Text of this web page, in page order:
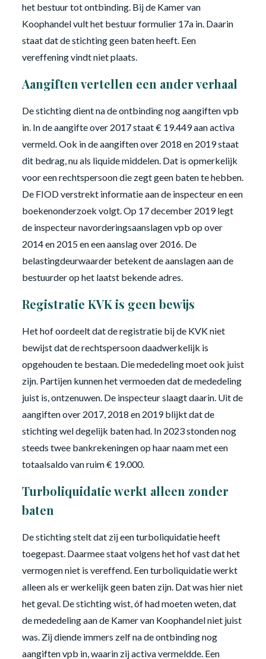
het bestuur tot ontbinding. Bij de Kamer van
Koophandel vult het bestuur formulier 17a in. Daarin
staat dat de stichting geen baten heeft. Een
vereffening vindt niet plaats.
Aangiften vertellen een ander verhaal
De stichting dient na de ontbinding nog aangiften vpb
in. In de aangifte over 2017 staat € 19.449 aan activa
vermeld. Ook in de aangiften over 2018 en 2019 staat
dit bedrag, nu als liquide middelen. Dat is opmerkelijk
voor een rechtspersoon die zegt geen baten te hebben.
De FIOD verstrekt informatie aan de inspecteur en een
boekenonderzoek volgt. Op 17 december 2019 legt
de inspecteur navorderingsaanslagen vpb op over
2014 en 2015 en een aanslag over 2016. De
belastingdeurwaarder betekent de aanslagen aan de
bestuurder op het laatst bekende adres.
Registratie KVK is geen bewijs
Het hof oordeelt dat de registratie bij de KVK niet
bewijst dat de rechtspersoon daadwerkelijk is
opgehouden te bestaan. Die mededeling moet ook juist
zijn. Partijen kunnen het vermoeden dat de mededeling
juist is, ontzenuwen. De inspecteur slaagt daarin. Uit de
aangiften over 2017, 2018 en 2019 blijkt dat de
stichting wel degelijk baten had. In 2023 stonden nog
steeds twee bankrekeningen op haar naam met een
totaalsaldo van ruim € 19.000.
Turboliquidatie werkt alleen zonder
baten
De stichting stelt dat zij een turboliquidatie heeft
toegepast. Daarmee staat volgens het hof vast dat het
vermogen niet is vereffend. Een turboliquidatie werkt
alleen als er werkelijk geen baten zijn. Dat was hier niet
het geval. De stichting wist, óf had moeten weten, dat
de mededeling aan de Kamer van Koophandel niet juist
was. Zij diende immers zelf na de ontbinding nog
aangiften vpb in, waarin zij activa vermeldde. Een